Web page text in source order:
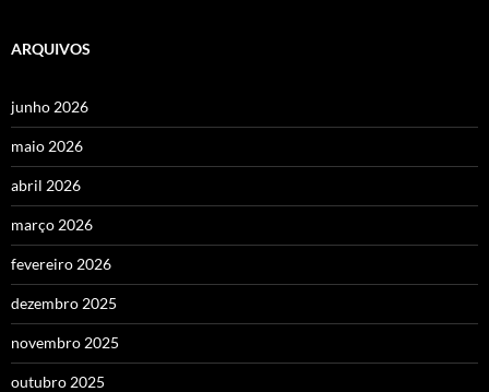
ARQUIVOS
junho 2026
maio 2026
abril 2026
março 2026
fevereiro 2026
dezembro 2025
novembro 2025
outubro 2025